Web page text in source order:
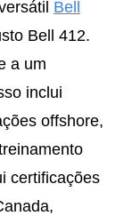
Bell
Bell 412.
a um
inclui
offshore,
certificações